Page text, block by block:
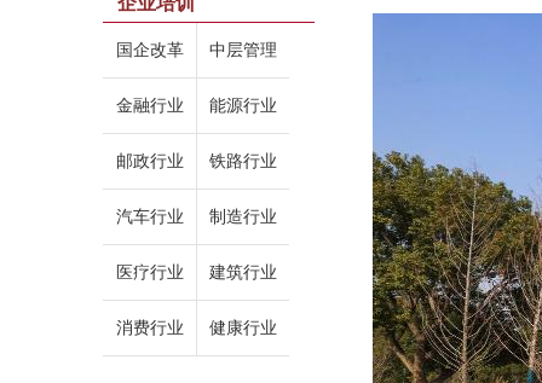
国企改革 中层管理
金融行业 能源行业
邮政行业 铁路行业
汽车行业 制造行业
医疗行业 建筑行业
消费行业 健康行业